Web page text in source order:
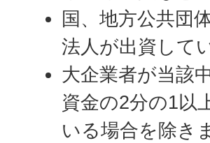
国、地方公共団
法人が出資して
大企業者が当該
資金の2分の1以
いる場合を除き